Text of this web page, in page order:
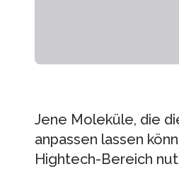
Jene Moleküle, die
anpassen lassen
Hightech-Bereich